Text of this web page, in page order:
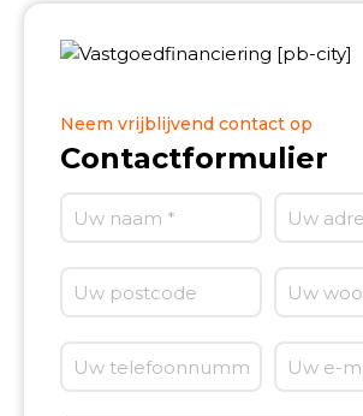
Neem vrijblijvend contact op
Contactformulier